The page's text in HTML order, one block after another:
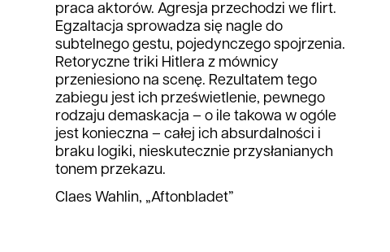
praca aktorów. Agresja przechodzi we flirt.
Egzaltacja sprowadza się nagle do
subtelnego gestu, pojedynczego spojrzenia.
Retoryczne triki Hitlera z mównicy
przeniesiono na scenę. Rezultatem tego
zabiegu jest ich prześwietlenie, pewnego
rodzaju demaskacja – o ile takowa w ogóle
jest konieczna – całej ich absurdalności i
braku logiki, nieskutecznie przysłanianych
tonem przekazu.
Claes Wahlin, „Aftonbladet”